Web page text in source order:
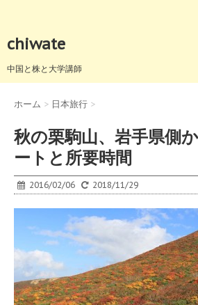
chiwate
中国と株と大学講師
ホーム > 日本旅行 >
秋の栗駒山、岩手県側
ートと所要時間
2016/02/06 2018/11/29